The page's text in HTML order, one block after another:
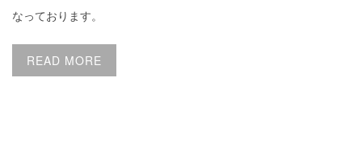
なっております。
READ MORE